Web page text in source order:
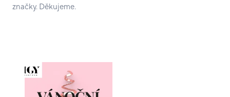
značky. Děkujeme.